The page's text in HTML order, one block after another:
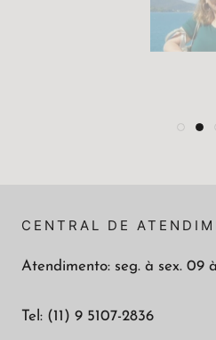
CENTRAL DE
Atendimento: seg. à sex. 09
Tel: (11) 9 5107-2836